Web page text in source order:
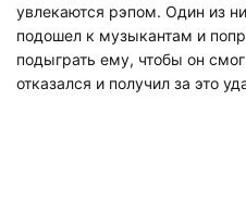
увлекаются рэпом. Один из
подошел к музыкантам и
подыграть ему, чтобы он
отказался и получил за это